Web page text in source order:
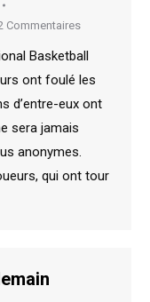
Commentaires
Basketball
ont foulé les
d’entre-eux ont
sera jamais
anonymes.
qui ont tour